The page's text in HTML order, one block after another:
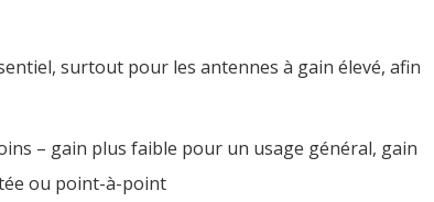
surtout pour les antennes à gain élevé, afin
– gain plus faible pour un usage général, gain
ou point-à-point